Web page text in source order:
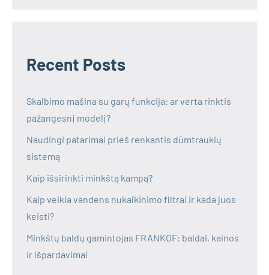
Recent Posts
Skalbimo mašina su garų funkcija: ar verta rinktis
pažangesnį modelį?
Naudingi patarimai prieš renkantis dūmtraukių
sistemą
Kaip išsirinkti minkštą kampą?
Kaip veikia vandens nukalkinimo filtrai ir kada juos
keisti?
Minkštų baldų gamintojas FRANKOF: baldai, kainos
ir išpardavimai